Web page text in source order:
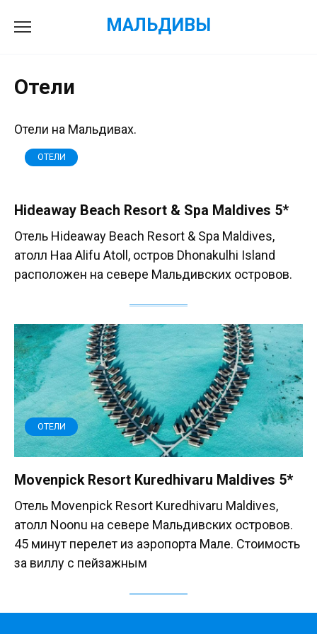
МАЛЬДИВЫ
Отели
Отели на Мальдивах.
ОТЕЛИ
Hideaway Beach Resort & Spa Maldives 5*
Отель Hideaway Beach Resort & Spa Maldives,
атолл Haa Alifu Atoll, остров Dhonakulhi Island
расположен на севере Мальдивских островов.
ОТЕЛИ
Movenpick Resort Kuredhivaru Maldives 5*
Отель Movenpick Resort Kuredhivaru Maldives,
атолл Noonu на севере Мальдивских островов.
45 минут перелет из аэропорта Мале. Стоимость
за виллу с пейзажным